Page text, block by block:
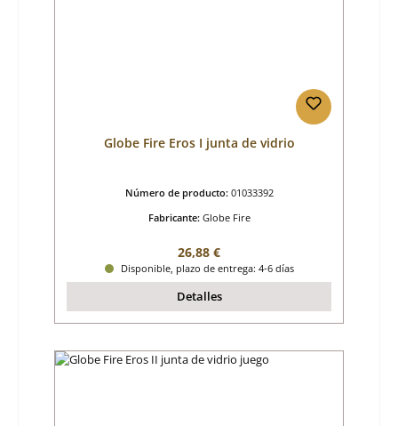
Globe Fire Eros I junta de vidrio
Número de producto: 01033392
Fabricante: Globe Fire
Precio normal:
26,88 €
Disponible, plazo de entrega: 4-6 días
Detalles